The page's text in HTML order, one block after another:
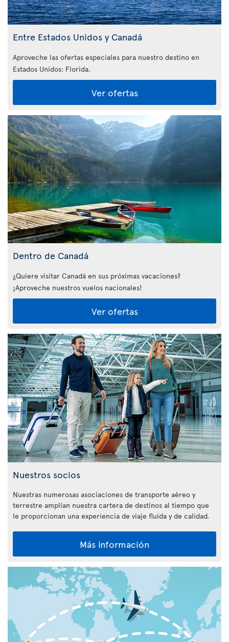
Entre Estados Unidos y Canadá
Aproveche las ofertas especiales para nuestro destino en
Estados Unidos: Florida.
Ver ofertas
Dentro de Canadá
¿Quiere visitar Canadá en sus próximas vacaciones?
¡Aproveche nuestros vuelos nacionales!
Ver ofertas
Nuestros socios
Nuestras numerosas asociaciones de transporte aéreo y
terrestre amplían nuestra cartera de destinos al tiempo que
le proporcionan una experiencia de viaje fluida y de calidad.
Más información